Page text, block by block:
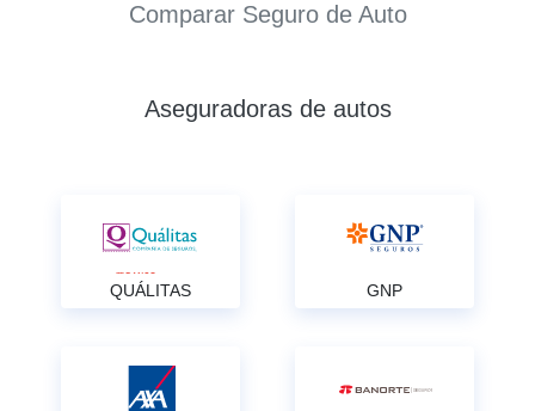
Comparar Seguro de Auto
Aseguradoras de autos
QUÁLITAS GNP